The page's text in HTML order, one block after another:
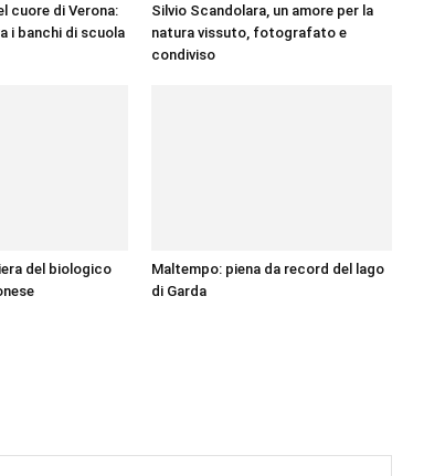
cuore di Verona:
i banchi di scuola
Silvio Scandolara, un amore per la
natura vissuto, fotografato e
condiviso
del biologico
Maltempo: piena da record del lago
di Garda